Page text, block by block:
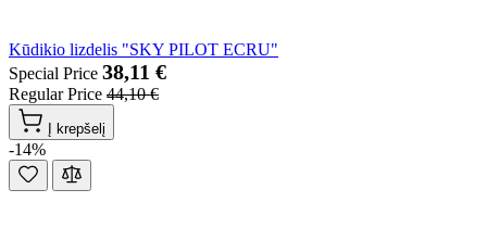
Kūdikio lizdelis "SKY PILOT ECRU"
Special Price 38,11 €
Regular Price 44,10 €
Į krepšelį
-14%